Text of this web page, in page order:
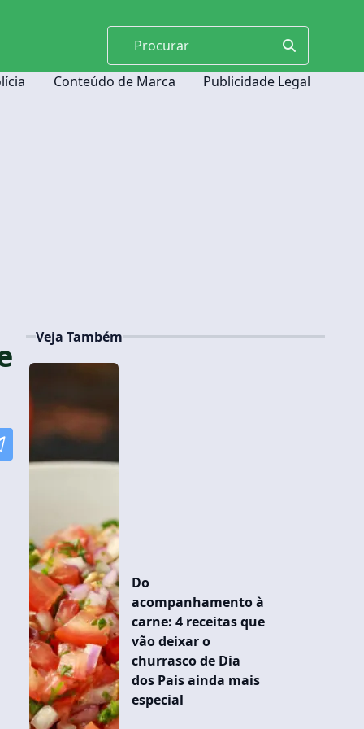
Conteúdo de Marca Publicidade Legal
Veja Também
Do
acompanhamento à
carne: 4 receitas que
vão deixar o
churrasco de Dia
dos Pais ainda mais
especial